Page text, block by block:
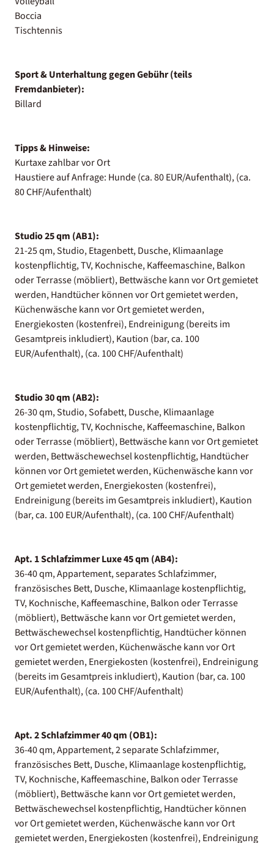
Boccia
Tischtennis
Sport & Unterhaltung gegen Gebühr (teils
Fremdanbieter):
Billard
Tipps & Hinweise:
Kurtaxe zahlbar vor Ort
Haustiere auf Anfrage: Hunde (ca. 80 EUR/Aufenthalt), (ca.
80 CHF/Aufenthalt)
Studio 25 qm (AB1):
21-25 qm, Studio, Etagenbett, Dusche, Klimaanlage
kostenpflichtig, TV, Kochnische, Kaffeemaschine, Balkon
oder Terrasse (möbliert), Bettwäsche kann vor Ort gemietet
werden, Handtücher können vor Ort gemietet werden,
Küchenwäsche kann vor Ort gemietet werden,
Energiekosten (kostenfrei), Endreinigung (bereits im
Gesamtpreis inkludiert), Kaution (bar, ca. 100
EUR/Aufenthalt), (ca. 100 CHF/Aufenthalt)
Studio 30 qm (AB2):
26-30 qm, Studio, Sofabett, Dusche, Klimaanlage
kostenpflichtig, TV, Kochnische, Kaffeemaschine, Balkon
oder Terrasse (möbliert), Bettwäsche kann vor Ort gemietet
werden, Bettwäschewechsel kostenpflichtig, Handtücher
können vor Ort gemietet werden, Küchenwäsche kann vor
Ort gemietet werden, Energiekosten (kostenfrei),
Endreinigung (bereits im Gesamtpreis inkludiert), Kaution
(bar, ca. 100 EUR/Aufenthalt), (ca. 100 CHF/Aufenthalt)
Apt. 1 Schlafzimmer Luxe 45 qm (AB4):
36-40 qm, Appartement, separates Schlafzimmer,
französisches Bett, Dusche, Klimaanlage kostenpflichtig,
TV, Kochnische, Kaffeemaschine, Balkon oder Terrasse
(möbliert), Bettwäsche kann vor Ort gemietet werden,
Bettwäschewechsel kostenpflichtig, Handtücher können
vor Ort gemietet werden, Küchenwäsche kann vor Ort
gemietet werden, Energiekosten (kostenfrei), Endreinigung
(bereits im Gesamtpreis inkludiert), Kaution (bar, ca. 100
EUR/Aufenthalt), (ca. 100 CHF/Aufenthalt)
Apt. 2 Schlafzimmer 40 qm (OB1):
36-40 qm, Appartement, 2 separate Schlafzimmer,
französisches Bett, Dusche, Klimaanlage kostenpflichtig,
TV, Kochnische, Kaffeemaschine, Balkon oder Terrasse
(möbliert), Bettwäsche kann vor Ort gemietet werden,
Bettwäschewechsel kostenpflichtig, Handtücher können
vor Ort gemietet werden, Küchenwäsche kann vor Ort
gemietet werden, Energiekosten (kostenfrei), Endreinigung